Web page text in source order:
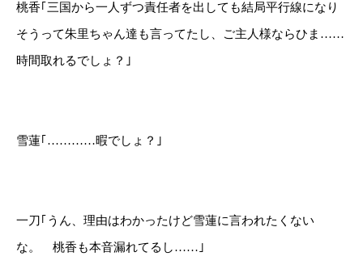
桃香｢三国から一人ずつ責任者を出しても結局平行線になり
そうって朱里ちゃん達も言ってたし、ご主人様ならひま……
時間取れるでしょ？｣
雪蓮｢…………暇でしょ？｣
一刀｢うん、理由はわかったけど雪蓮に言われたくない
な。 桃香も本音漏れてるし……｣